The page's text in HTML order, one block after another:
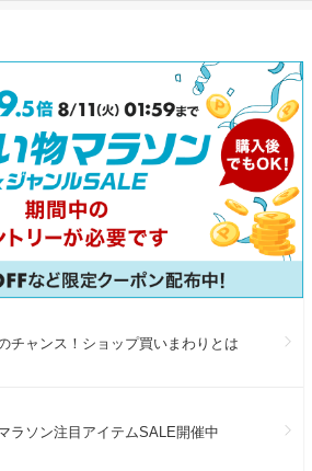
チャンス！ショップ買いまわりとは
ラソン注目アイテムSALE開催中